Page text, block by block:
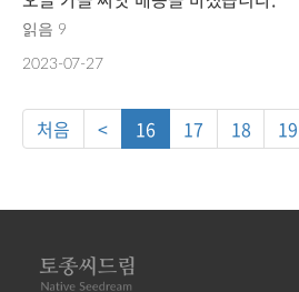
읽음 9
2023-07-27
처음 < 16 17 18 19